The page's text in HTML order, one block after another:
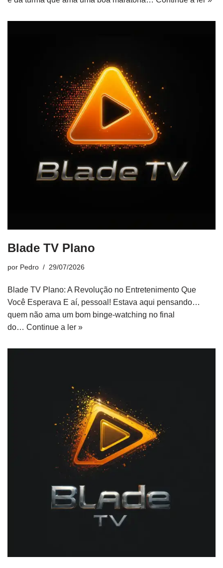
Blade TV Plano
por Pedro 29/07/2026
Blade TV Plano: A Revolução no Entretenimento Que
Você Esperava E aí, pessoal! Estava aqui pensando…
quem não ama um bom binge-watching no final
do… Continue a ler »